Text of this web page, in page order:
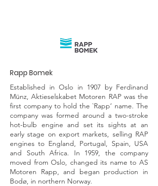
Rapp Bomek
Established in Oslo in 1907 by Ferdinand
Münz, Aktieselskabet Motoren RAP was the
first company to hold the `Rapp’ name. The
company was formed around a two-stroke
hot-bulb engine and set its sights at an
early stage on export markets, selling RAP
engines to England, Portugal, Spain, USA
and South Africa. In 1959, the company
moved from Oslo, changed its name to AS
Motoren Rapp, and began production in
Bodø, in northern Norway.